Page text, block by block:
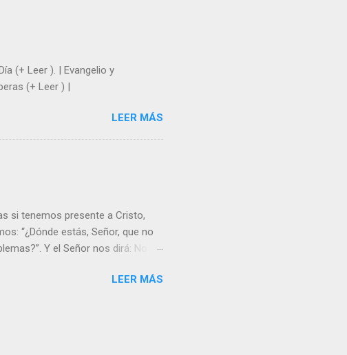
Dios? Julián Escobar. | Lecturas
(+ Leer ). | Evangelio y
(+ Leer ) |
LEER MÁS
si tenemos presente a Cristo,
“¿Dónde estás, Señor, que no
Y el Señor nos dirá: No
que Yo dejo a nadie sólo con
LEER MÁS